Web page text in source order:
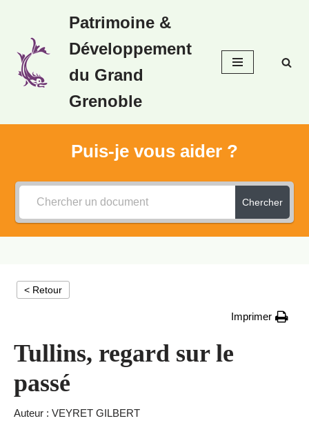
au
contenu
Patrimoine &
Développement
du Grand
Grenoble
Puis-je vous aider ?
Chercher
< Retour
Imprimer
Tullins, regard sur le
passé
Auteur : VEYRET GILBERT